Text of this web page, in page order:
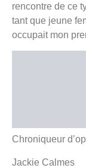
rencontre de ce
tant que jeune
occupait mon
Chroniqueur
Jackie Calmes